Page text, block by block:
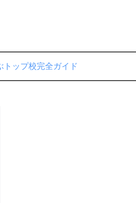
トップ校完全ガイド